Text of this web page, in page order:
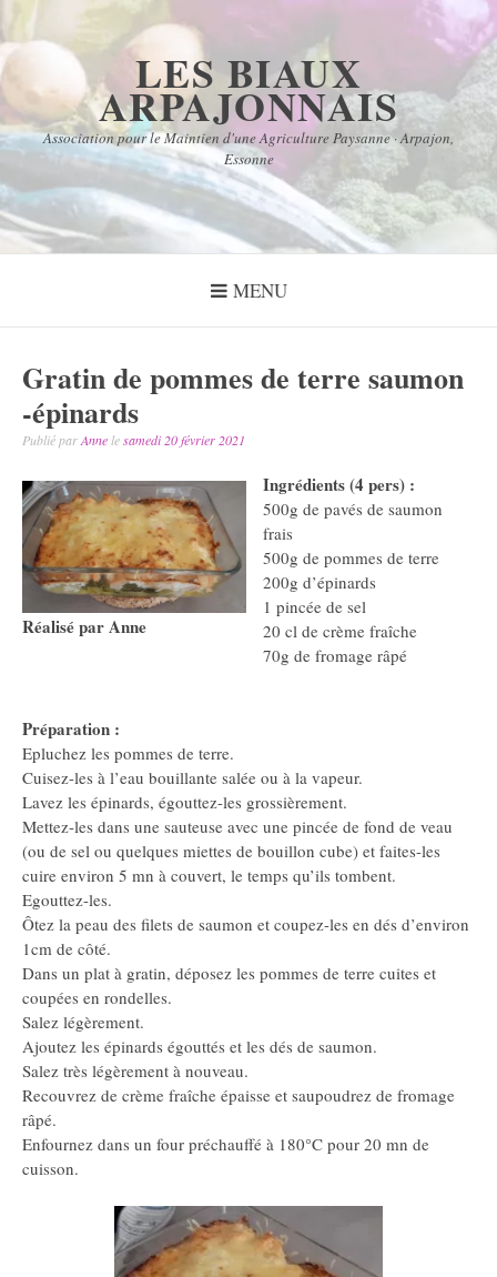
Aller
au
contenu
LES BIAUX
ARPAJONNAIS
Association pour le Maintien d'une Agriculture Paysanne · Arpajon,
Essonne
MENU
Gratin de pommes de terre saumon
-épinards
Publié parAnnelesamedi 20 février 2021
Réalisé par Anne
Ingrédients (4 pers) :
500g de pavés de saumon
frais
500g de pommes de terre
200g d’épinards
1 pincée de sel
20 cl de crème fraîche
70g de fromage râpé
Préparation :
Epluchez les pommes de terre.
Cuisez-les à l’eau bouillante salée ou à la vapeur.
Lavez les épinards, égouttez-les grossièrement.
Mettez-les dans une sauteuse avec une pincée de fond de veau
(ou de sel ou quelques miettes de bouillon cube) et faites-les
cuire environ 5 mn à couvert, le temps qu’ils tombent.
Egouttez-les.
Ôtez la peau des filets de saumon et coupez-les en dés d’environ
1cm de côté.
Dans un plat à gratin, déposez les pommes de terre cuites et
coupées en rondelles.
Salez légèrement.
Ajoutez les épinards égouttés et les dés de saumon.
Salez très légèrement à nouveau.
Recouvrez de crème fraîche épaisse et saupoudrez de fromage
râpé.
Enfournez dans un four préchauffé à 180°C pour 20 mn de
cuisson.